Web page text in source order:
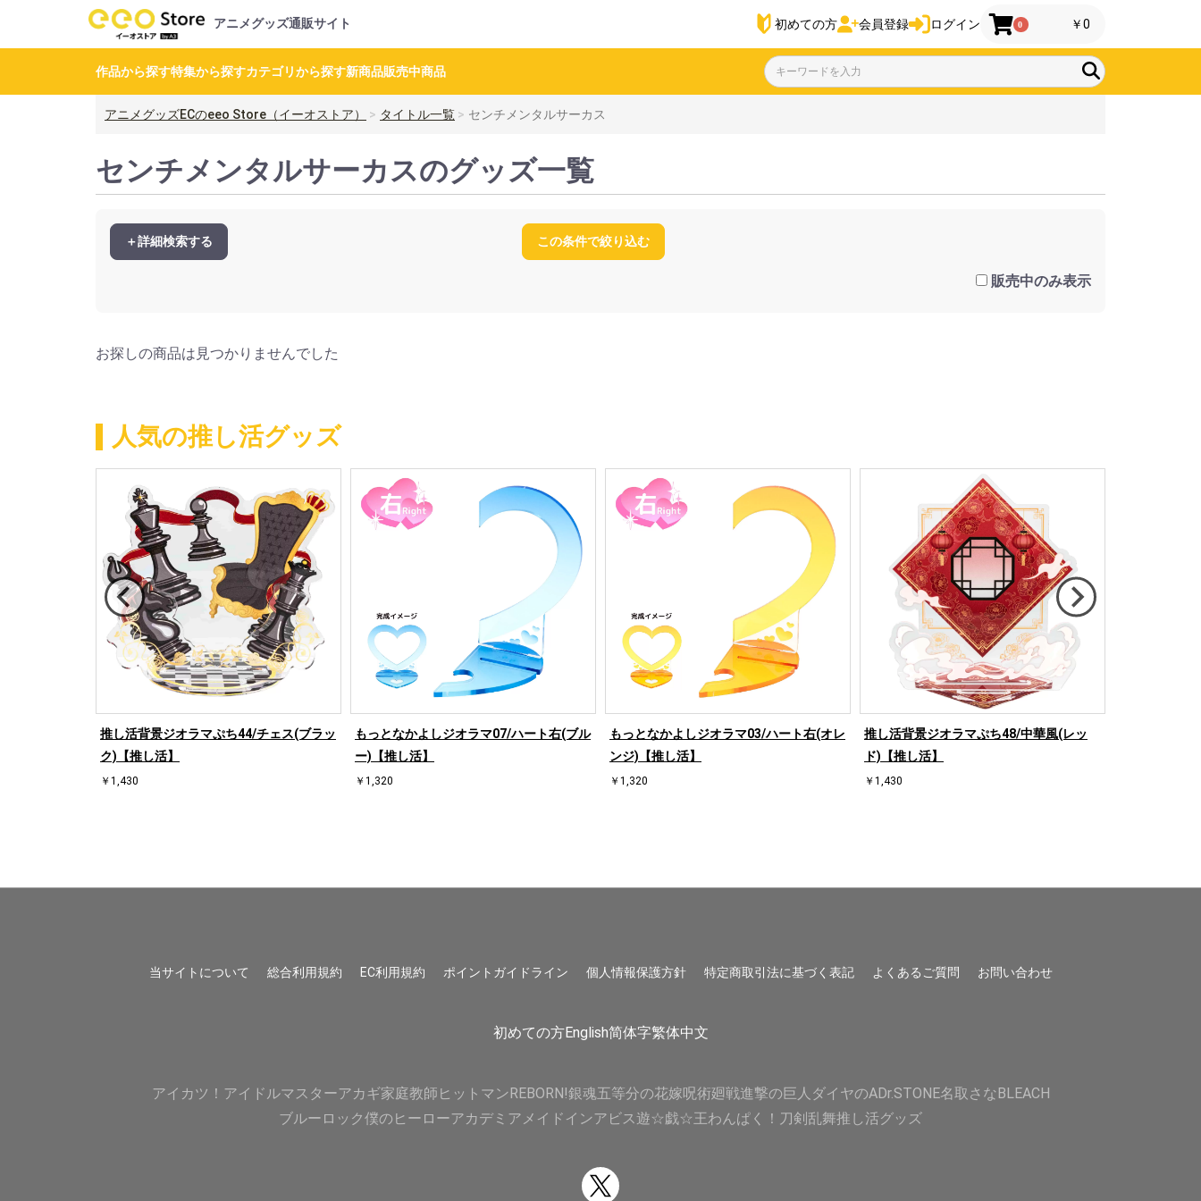
アニメグッズ通販サイト 初めての方 会員登録 ログイン 0 ￥0
作品から探す特集から探すカテゴリから探す新商品販売中商品
アニメグッズECのeeo Store（イーオストア） タイトル一覧 センチメンタルサーカス
センチメンタルサーカスのグッズ一覧
＋詳細検索する この条件で絞り込む
販売中のみ表示
お探しの商品は見つかりませんでした
人気の推し活グッズ
推し活背景ジオラマぷち44/チェス(ブラッ
ク)【推し活】
￥1,430
もっとなかよしジオラマ07/ハート右(ブル
ー)【推し活】
￥1,320
もっとなかよしジオラマ03/ハート右(オレ
ンジ)【推し活】
￥1,320
推し活背景ジオラマぷち48/中華風(レッ
ド)【推し活】
￥1,430
当サイトについて 総合利用規約 EC利用規約 ポイントガイドライン 個人情報保護方針 特定商取引法に基づく表記 よくあるご質問 お問い合わせ
初めての方English简体字繁体中文
アイカツ！ アイドルマスターアカギ家庭教師ヒットマンREBORN!銀魂五等分の花嫁呪術廻戦進撃の巨人 ダイヤのADr.STONE名取さなBLEACH
ブルーロック僕のヒーローアカデミア メイドインアビス遊☆戯☆王わんぱく！刀剣乱舞推し活グッズ